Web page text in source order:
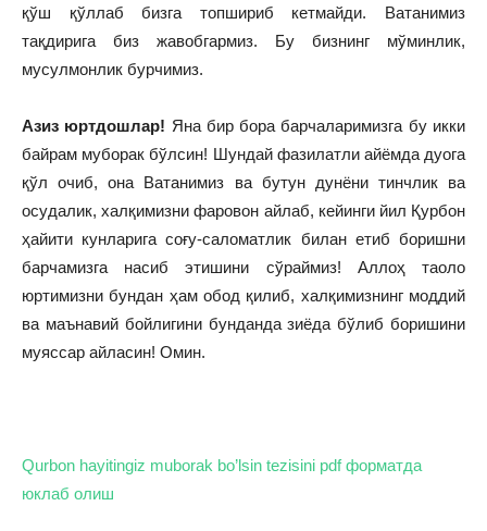
қўш қўллаб бизга топшириб кетмайди. Ватанимиз
тақдирига биз жавобгармиз. Бу бизнинг мўминлик,
мусулмонлик бурчимиз.
Азиз юртдошлар! Яна бир бора барчаларимизга бу икки
байрам муборак бўлсин! Шундай фазилатли айёмда дуога
қўл очиб, она Ватанимиз ва бутун дунёни тинчлик ва
осудалик, халқимизни фаровон айлаб, кейинги йил Қурбон
ҳайити кунларига соғу-саломатлик билан етиб боришни
барчамизга насиб этишини сўраймиз! Аллоҳ таоло
юртимизни бундан ҳам обод қилиб, халқимизнинг моддий
ва маънавий бойлигини бунданда зиёда бўлиб боришини
муяссар айласин! Омин.
Qurbon hayitingiz muborak bo’lsin tezisini pdf форматда
юклаб олиш